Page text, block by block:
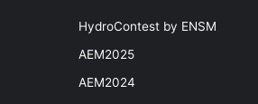
HydroContest by ENSM
AEM2025
AEM2024